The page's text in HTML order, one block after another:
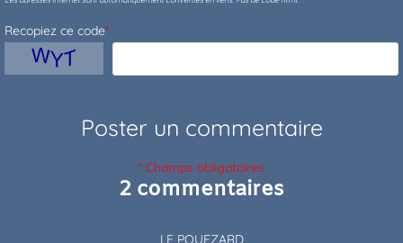
Recopiez ce code*
* Champs obligatoires
2 commentaires
LE POUEZARD